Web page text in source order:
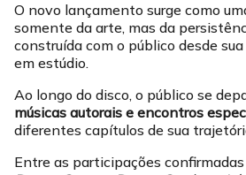
O novo lançamento surge como
somente da arte, mas da
construída com o público desde
em estúdio.
Ao longo do disco, o público se
músicas autorais e encontros
diferentes capítulos de sua
Entre as participações